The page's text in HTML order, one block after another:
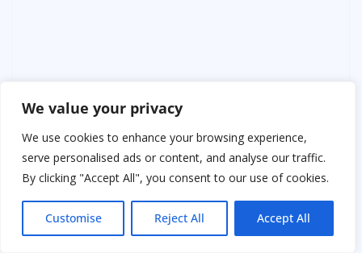
We value your privacy
We use cookies to enhance your browsing experience,
serve personalised ads or content, and analyse our traffic.
By clicking "Accept All", you consent to our use of cookies.
Customise Reject All Accept All
Когда я говорил, перед глазами снова вставал тот
ремнём на поясе. Я поймал себя на том, что сжимаю
кулаки.
— Вы заметили, — осторожно спросила женщина,
делавшая записи, — как он реагировал на неё?